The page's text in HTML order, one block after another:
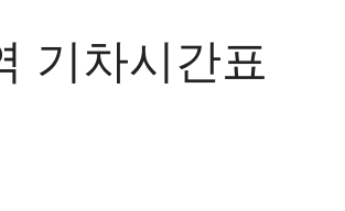
기차시간표